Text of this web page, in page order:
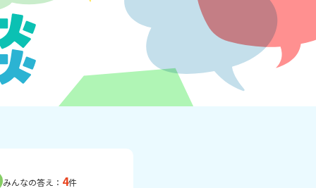
みんなの答え： 4件